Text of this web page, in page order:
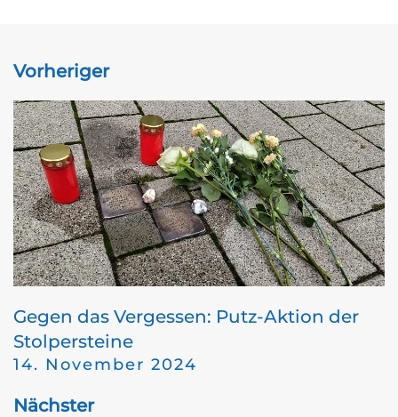
Vorheriger
Gegen das Vergessen: Putz-Aktion der
Stolpersteine
14. November 2024
Nächster